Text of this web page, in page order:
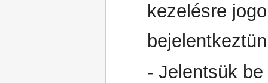
kezelésre
- Jelentsük